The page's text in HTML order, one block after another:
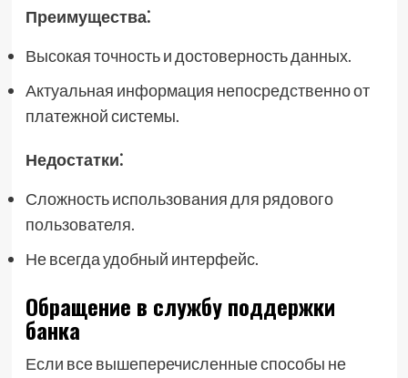
Преимущества⁚
Высокая точность и достоверность данных.
Актуальная информация непосредственно от
платежной системы.
Недостатки⁚
Сложность использования для рядового
пользователя.
Не всегда удобный интерфейс.
Обращение в службу поддержки
банка
Если все вышеперечисленные способы не